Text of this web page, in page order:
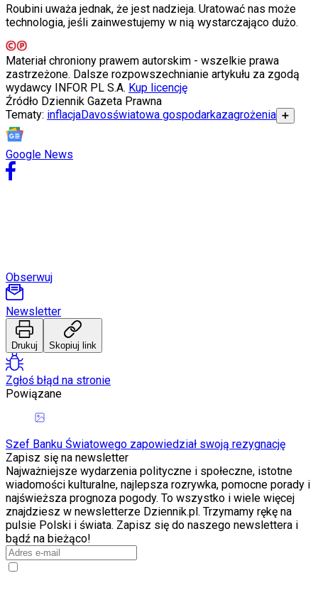
Porady
Premiery
Aktualności
Plotki
Telewizja
Hity internetu
Edukacja
Kobieta
Koszykówka
Lekkoatletyka
Nostalgia
Kartka z kalendarza
Kultowe przeboje
Ogród
Gotowanie
Porady
Przepisy
Podróże
Polska
Europa
Świat
Roubini uważa jednak, że jest nadzieja. Uratować nas może
technologia, jeśli zainwestujemy w nią wystarczająco dużo.
Materiał chroniony prawem autorskim - wszelkie prawa
zastrzeżone. Dalsze rozpowszechnianie artykułu za zgodą
wydawcy INFOR PL S.A. Kup licencję
Źródło Dziennik Gazeta Prawna
Tematy: inflacjaDavosświatowa gospodarkazagrożenia ➕
Google News
Obserwuj
Newsletter
Drukuj Skopiuj link
Zgłoś błąd na stronie
Powiązane
Szef Banku Światowego zapowiedział swoją rezygnację
Zapisz się na newsletter
Najważniejsze wydarzenia polityczne i społeczne, istotne
wiadomości kulturalne, najlepsza rozrywka, pomocne porady i
najświeższa prognoza pogody. To wszystko i wiele więcej
znajdziesz w newsletterze Dziennik.pl. Trzymamy rękę na
pulsie Polski i świata. Zapisz się do naszego newslettera i
bądź na bieżąco!